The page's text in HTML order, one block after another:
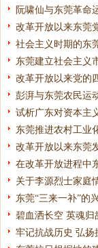
阮啸仙与东莞革命
改革开放以来东莞
社会主义时期的东
东莞建立社会主义
改革开放以来党的
彭湃与东莞农民运
试析广东对资本主
东莞推进农村工业
改革开放以来东莞
在改革开放进程中
关于李源烈士家庭
东莞“三来一补”的
碧血洒长空 英魂归
牢记抗战历史 弘扬